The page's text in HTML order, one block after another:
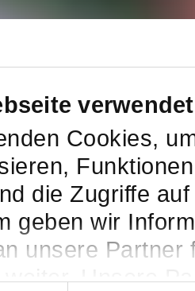
Cookies,
die Zugriffe
geben wir
unsere Partner
Unsere